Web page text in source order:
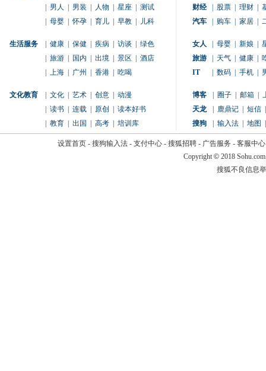
男人 男装 人物 星座
测试
母婴 怀孕 育儿 早教 儿科
生活服务 健康 保健 疾病 访谈
绿色
旅游 国内 出境 景区
酒店
上海 广州 香港 吃喝
文化教育 文化 艺术 创意
动漫
读书 连载 原创
读本好书
教育 出国 高考 培训库
财经
股票 理财
汽车
购车 家居
女人 母婴 新娘
旅游
天气 健康
IT
数码 手机
博客 圈子 邮箱
天龙
鹿鼎记 短信
搜狗
输入法 地图
设置首页- 搜狗输入法- 支付中心- 搜狐招聘- 广告服务 - 客服中心
Copyright © 2018
搜狐不良信息